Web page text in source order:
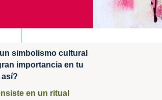
simbolismo cultural
importancia en tu
en un ritual